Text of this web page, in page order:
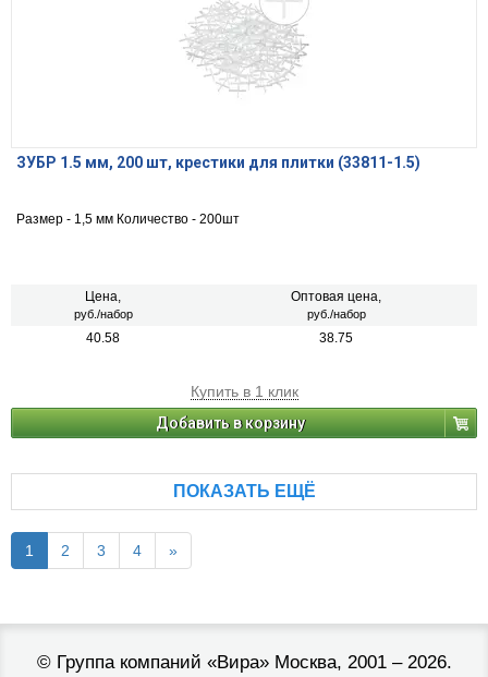
ЗУБР 1.5 мм, 200 шт, крестики для плитки (33811-1.5)
Размер - 1,5 мм Количество - 200шт
Цена,
руб./набор
Оптовая цена,
руб./набор
40.58 38.75
Купить в 1 клик
Добавить в корзину
ПОКАЗАТЬ ЕЩЁ
1 2 3 4 »
© Группа компаний «Вира»Москва, 2001 – 2026.